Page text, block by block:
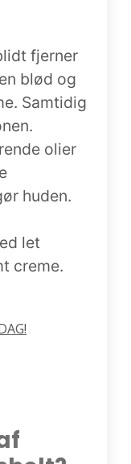
fjerner
blød og
Samtidig
olier
huden.
let
creme.